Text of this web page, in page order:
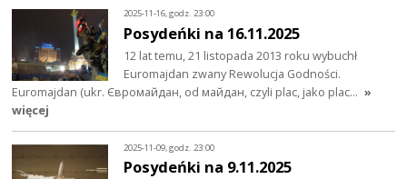
2025-11-16, godz. 23:00
Posydeńki na 16.11.2025
12 lat temu, 21 listopada 2013 roku wybuchł
Euromajdan zwany Rewolucja Godności.
Euromajdan (ukr. Євромайдан, od майдан, czyli plac, jako plac… »
więcej
2025-11-09, godz. 23:00
Posydeńki na 9.11.2025